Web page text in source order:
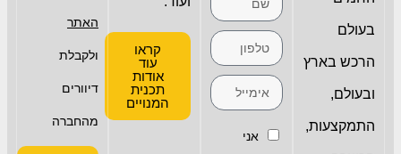
בעולם
הרכש בארץ
ובעולם,
התמקצעות,
אני
קראו
עוד
אודות
תכנית
המנויים
האתר
ולקבלת
דיוורים
מהחברה